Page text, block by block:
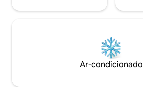
Ar-condicionado